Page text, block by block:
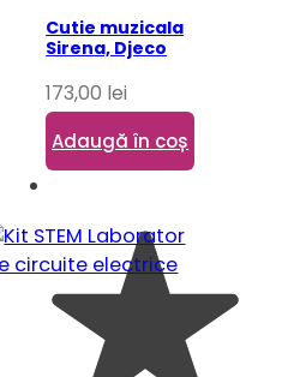
Cutie muzicala
Sirena, Djeco
173,00 lei
Adaugă în coș